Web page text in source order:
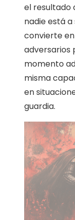
el resultado
nadie está
convierte en
adversarios
momento
misma
en
guardia.